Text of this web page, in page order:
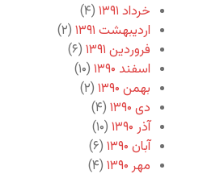
خرداد ۱۳۹۱
(۴)
اردیبهشت ۱۳۹۱
(۲)
فروردین ۱۳۹۱
(۶)
اسفند ۱۳۹۰
(۱۰)
بهمن ۱۳۹۰
(۲)
دی ۱۳۹۰
(۴)
آذر ۱۳۹۰
(۱۰)
آبان ۱۳۹۰
(۶)
مهر ۱۳۹۰
(۴)